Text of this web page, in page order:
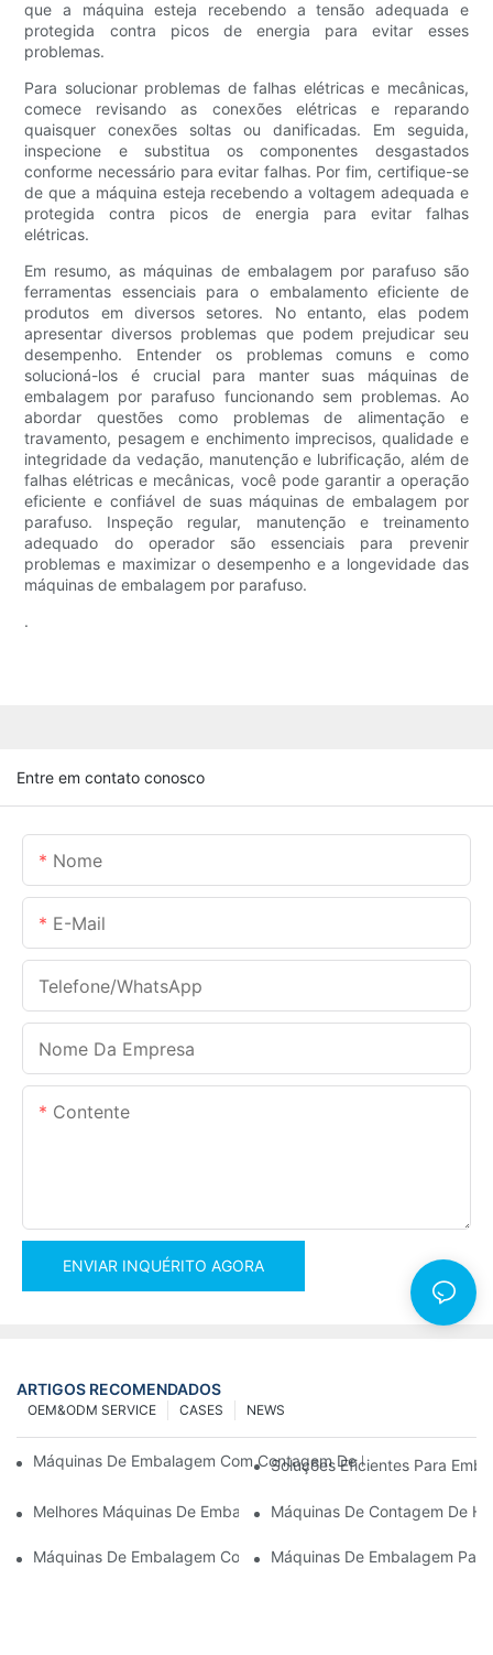
que a máquina esteja recebendo a tensão adequada e
protegida contra picos de energia para evitar esses
problemas.
Para solucionar problemas de falhas elétricas e mecânicas,
comece revisando as conexões elétricas e reparando
quaisquer conexões soltas ou danificadas. Em seguida,
inspecione e substitua os componentes desgastados
conforme necessário para evitar falhas. Por fim, certifique-se
de que a máquina esteja recebendo a voltagem adequada e
protegida contra picos de energia para evitar falhas
elétricas.
Em resumo, as máquinas de embalagem por parafuso são
ferramentas essenciais para o embalamento eficiente de
produtos em diversos setores. No entanto, elas podem
apresentar diversos problemas que podem prejudicar seu
desempenho. Entender os problemas comuns e como
solucioná-los é crucial para manter suas máquinas de
embalagem por parafuso funcionando sem problemas. Ao
abordar questões como problemas de alimentação e
travamento, pesagem e enchimento imprecisos, qualidade e
integridade da vedação, manutenção e lubrificação, além de
falhas elétricas e mecânicas, você pode garantir a operação
eficiente e confiável de suas máquinas de embalagem por
parafuso. Inspeção regular, manutenção e treinamento
adequado do operador são essenciais para prevenir
problemas e maximizar o desempenho e a longevidade das
máquinas de embalagem por parafuso.
.
Entre em contato conosco
Nome
E-Mail
Telefone/WhatsApp
Nome Da Empresa
Contente
ENVIAR INQUÉRITO AGORA
ARTIGOS RECOMENDADOS
NEWS
CASES
OEM&ODM SERVICE
Máquinas De Embalagem Com Contagem De Parafusos Para
Soluções Eficientes Para
Melhores Máquinas De Embalagem De Hardware Para
Máquinas De Contagem De
Máquinas De Embalagem Com Contagem De Parafusos: A
Máquinas De Embalagem